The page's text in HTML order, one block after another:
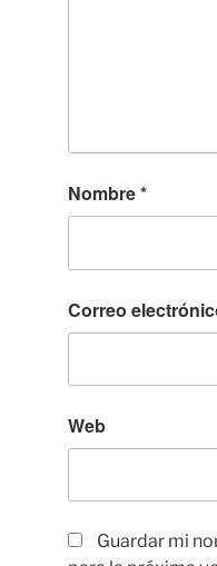
Nombre*
Correo
Web
Guardar mi